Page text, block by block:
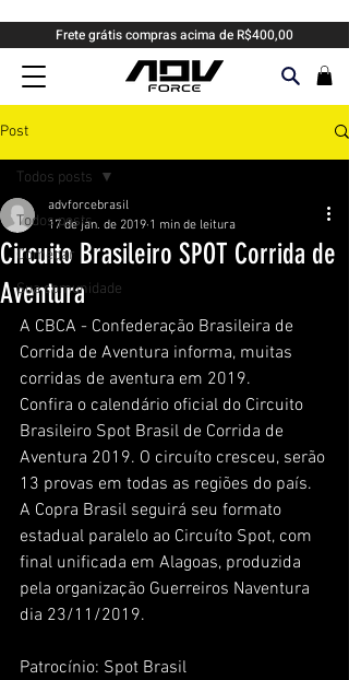
Frete grátis compras acima de R$400,00
Post
Todos posts
Começar
Sua comunidade
Todos posts
Circuito Brasileiro SPOT Corrida de
Aventura
advforcebrasil
17 de jan. de 2019 1 min de leitura
A CBCA - Confederação Brasileira de
Corrida de Aventura informa, muitas
corridas de aventura em 2019.
Confira o calendário oficial do Circuito
Brasileiro Spot Brasil de Corrida de
Aventura 2019. O circuíto cresceu, serão
13 provas em todas as regiões do país.
A Copra Brasil seguirá seu formato
estadual paralelo ao Circuíto Spot, com
final unificada em Alagoas, produzida
pela organização Guerreiros Naventura
dia 23/11/2019.
Patrocínio: Spot Brasil